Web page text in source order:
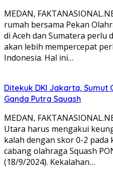
MEDAN,
rumah bersama Pekan
di Aceh dan Sumatera perlu
akan lebih mempercepat
Indonesia. Hal ini…
Ditekuk DKI Jakarta, Sumut
Ganda Putra Squash
MEDAN,
Utara harus mengakui
kalah dengan skor 0-2
cabang olahraga Squash
(18/9/2024). Kekalahan…